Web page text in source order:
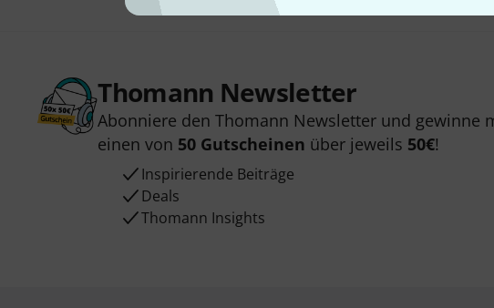
Thomann Newsletter
Abonniere den Thomann Newsletter und gewinne
einen von 50 Gutscheinen über jeweils 50€!
Inspirierende Beiträge
Deals
Thomann Insights